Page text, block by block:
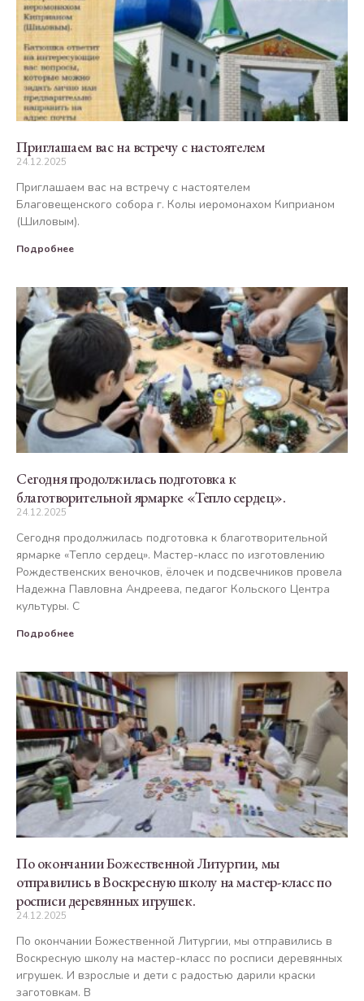
Приглашаем вас на встречу с настоятелем
24.12.2025
Приглашаем вас на встречу с настоятелем
Благовещенского собора г. Колы иеромонахом Киприаном
(Шиловым).
Подробнее
Сегодня продолжилась подготовка к
благотворительной ярмарке «Тепло сердец».
24.12.2025
Сегодня продолжилась подготовка к благотворительной
ярмарке «Тепло сердец». Мастер-класс по изготовлению
Рождественских веночков, ёлочек и подсвечников провела
Надежна Павловна Андреева, педагог Кольского Центра
культуры. С
Подробнее
По окончании Божественной Литургии, мы
отправились в Воскресную школу на мастер-класс по
росписи деревянных игрушек.
24.12.2025
По окончании Божественной Литургии, мы отправились в
Воскресную школу на мастер-класс по росписи деревянных
игрушек. И взрослые и дети с радостью дарили краски
заготовкам. В